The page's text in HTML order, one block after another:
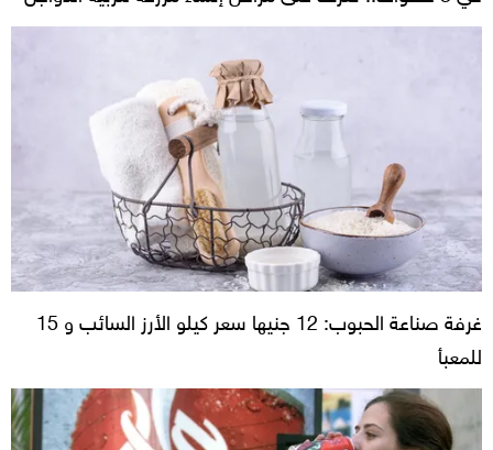
غرفة صناعة الحبوب: 12 جنيها سعر كيلو الأرز السائب و 15
للمعبأ